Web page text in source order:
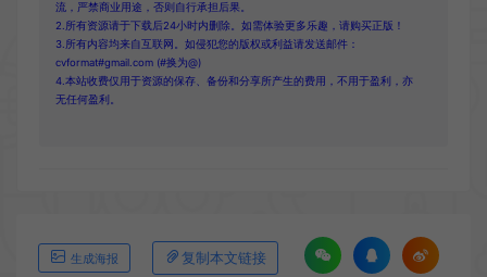
流，严禁商业用途，否则自行承担后果。
2.所有资源请于下载后24小时内删除。如需体验更多乐趣，请购买正版！
3.所有内容均来自互联网。如侵犯您的版权或利益请发送邮件：
cvformat#gmail.com (#换为@)
4.本站收费仅用于资源的保存、备份和分享所产生的费用，不用于盈利，亦
无任何盈利。
生成海报 复制本文链接